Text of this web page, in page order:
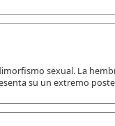
sexual. La
su un extremo